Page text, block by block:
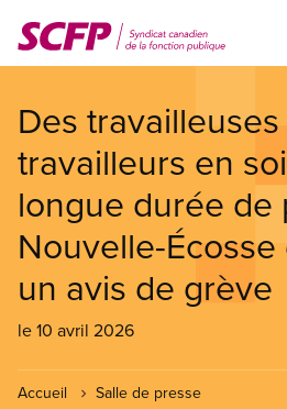
au
contenu
Des
travailleurs en
longue durée de
Nouvelle-
un avis de grève
le 10 avril 2026
Accueil Salle de presse